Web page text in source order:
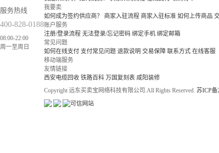
服务热线
400-828-0188
08:00-22:00
周一至周日
我要卖
如何成为签约供应商？
商家入驻流程 商家入驻标准 如何上传商品
账户服务
注册/登录流程 无法登录/忘记密码 绑定手机 绑定邮箱
常见问题
如何在线支付 支付常见问题 退款说明 交易保障 联系方式 在线客服
移动端服务
友情链接
西安电缆回收 铁路百科 万国复刻表 咸阳装修
Copyright 远东买卖宝网络科技有限公司.All Rights Reserved. 苏ICP备